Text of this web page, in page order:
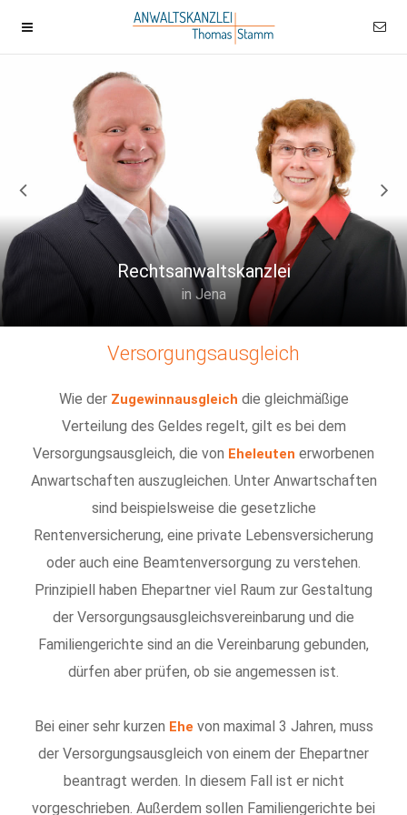
Rechtsanwaltskanzlei
in Jena
Versorgungsausgleich
Wie der Zugewinnausgleich die gleichmäßige
Verteilung des Geldes regelt, gilt es bei dem
Versorgungsausgleich, die von Eheleuten erworbenen
Anwartschaften auszugleichen. Unter Anwartschaften
sind beispielsweise die gesetzliche
Rentenversicherung, eine private Lebensversicherung
oder auch eine Beamtenversorgung zu verstehen.
Prinzipiell haben Ehepartner viel Raum zur Gestaltung
der Versorgungsausgleichsvereinbarung und die
Familiengerichte sind an die Vereinbarung gebunden,
dürfen aber prüfen, ob sie angemessen ist.
Bei einer sehr kurzen Ehe von maximal 3 Jahren, muss
der Versorgungsausgleich von einem der Ehepartner
beantragt werden. In diesem Fall ist er nicht
vorgeschrieben. Außerdem sollen Familiengerichte bei